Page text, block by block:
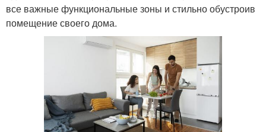
все важные функциональные зоны и стильно обустроив
помещение своего дома.